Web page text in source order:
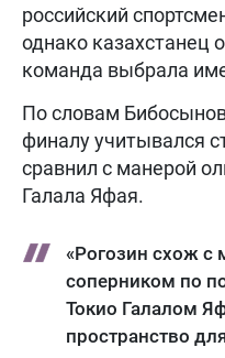
российский
однако казахстанец
команда выбрала
По словам
финалу учитывался
сравнил с манерой
Галала Яфая.
«Рогозин схож
соперником по
Токио Галалом
пространство